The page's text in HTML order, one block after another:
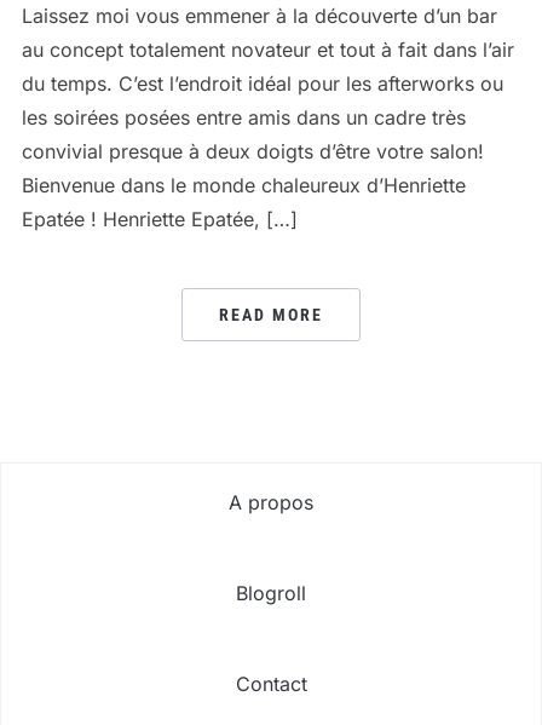
Laissez moi vous emmener à la découverte d’un bar
au concept totalement novateur et tout à fait dans l’air
du temps. C’est l’endroit idéal pour les afterworks ou
les soirées posées entre amis dans un cadre très
convivial presque à deux doigts d’être votre salon!
Bienvenue dans le monde chaleureux d’Henriette
Epatée ! Henriette Epatée, […]
READ MORE
A propos
Blogroll
Contact